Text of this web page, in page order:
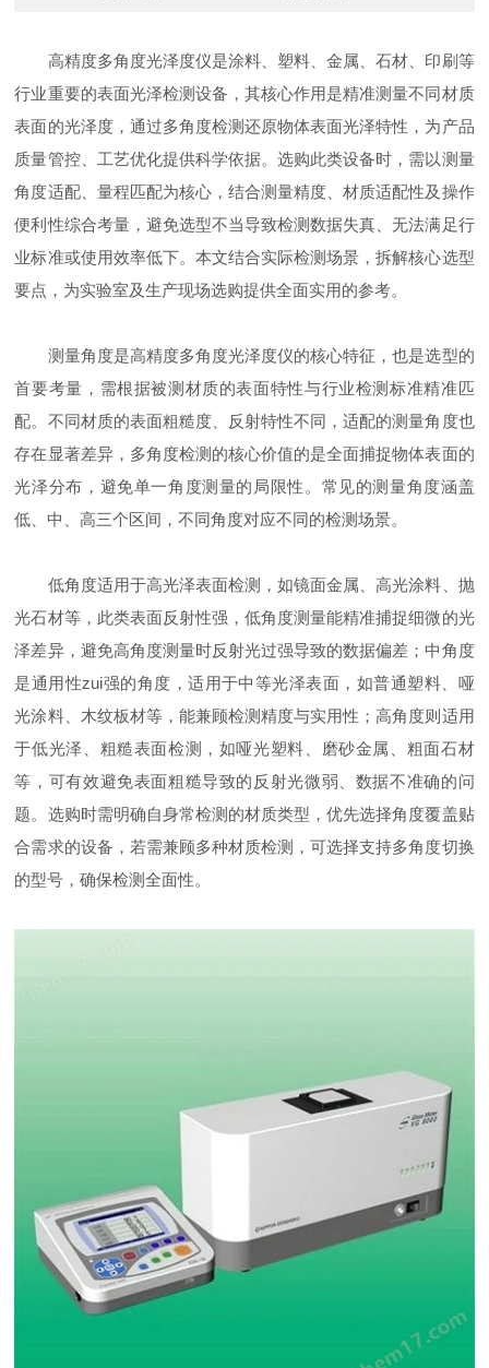
高精度多角度光泽度仪是涂料、塑料、金属、石材、印刷等
行业重要的表面光泽检测设备，其核心作用是精准测量不同材质
表面的光泽度，通过多角度检测还原物体表面光泽特性，为产品
质量管控、工艺优化提供科学依据。选购此类设备时，需以测量
角度适配、量程匹配为核心，结合测量精度、材质适配性及操作
便利性综合考量，避免选型不当导致检测数据失真、无法满足行
业标准或使用效率低下。本文结合实际检测场景，拆解核心选型
要点，为实验室及生产现场选购提供全面实用的参考。
测量角度是高精度多角度光泽度仪的核心特征，也是选型的
首要考量，需根据被测材质的表面特性与行业检测标准精准匹
配。不同材质的表面粗糙度、反射特性不同，适配的测量角度也
存在显著差异，多角度检测的核心价值的是全面捕捉物体表面的
光泽分布，避免单一角度测量的局限性。常见的测量角度涵盖
低、中、高三个区间，不同角度对应不同的检测场景。
低角度适用于高光泽表面检测，如镜面金属、高光涂料、抛
光石材等，此类表面反射性强，低角度测量能精准捕捉细微的光
泽差异，避免高角度测量时反射光过强导致的数据偏差；中角度
是通用性zui强的角度，适用于中等光泽表面，如普通塑料、哑
光涂料、木纹板材等，能兼顾检测精度与实用性；高角度则适用
于低光泽、粗糙表面检测，如哑光塑料、磨砂金属、粗面石材
等，可有效避免表面粗糙导致的反射光微弱、数据不准确的问
题。选购时需明确自身常检测的材质类型，优先选择角度覆盖贴
合需求的设备，若需兼顾多种材质检测，可选择支持多角度切换
的型号，确保检测全面性。